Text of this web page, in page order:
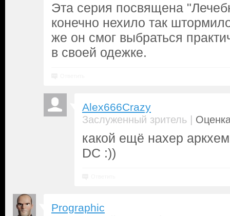
Эта серия посвящена
конечно нехило так
же он смог выбраться
в своей одежке.
Alex666Crazy
Заслуженный зритель |
какой ещё нахер
DС :))
Prographic